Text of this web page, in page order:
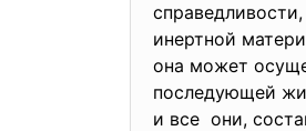
инертной
она может
последующей
и все они,